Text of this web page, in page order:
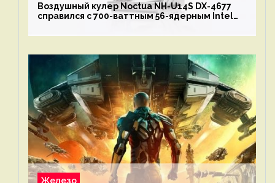
Воздушный кулер Noctua NH-U14S DX-4677
справился с 700-ваттным 56-ядерным Intel
Железо